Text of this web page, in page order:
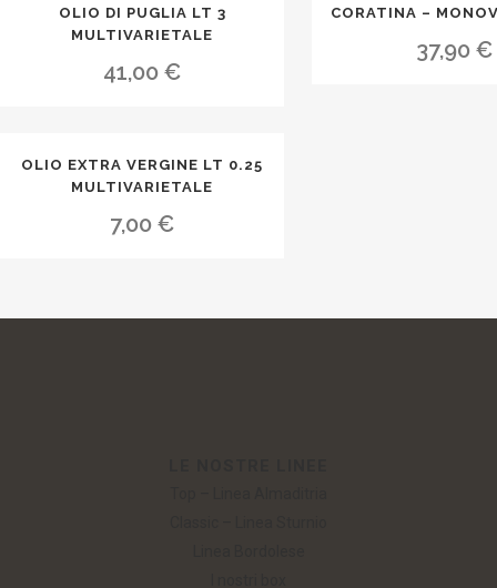
OLIO DI PUGLIA LT 3
MULTIVARIETALE
41,00€
CORATINA –
37,90 €
OLIO EXTRA VERGINE LT 0.25
MULTIVARIETALE
7,00€